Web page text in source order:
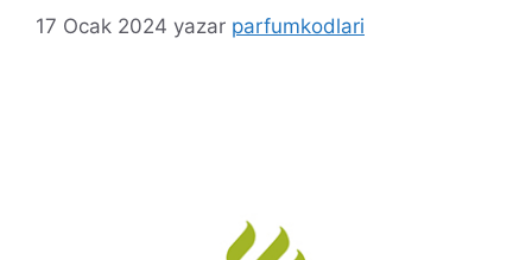
17 Ocak 2024 yazar parfumkodlari